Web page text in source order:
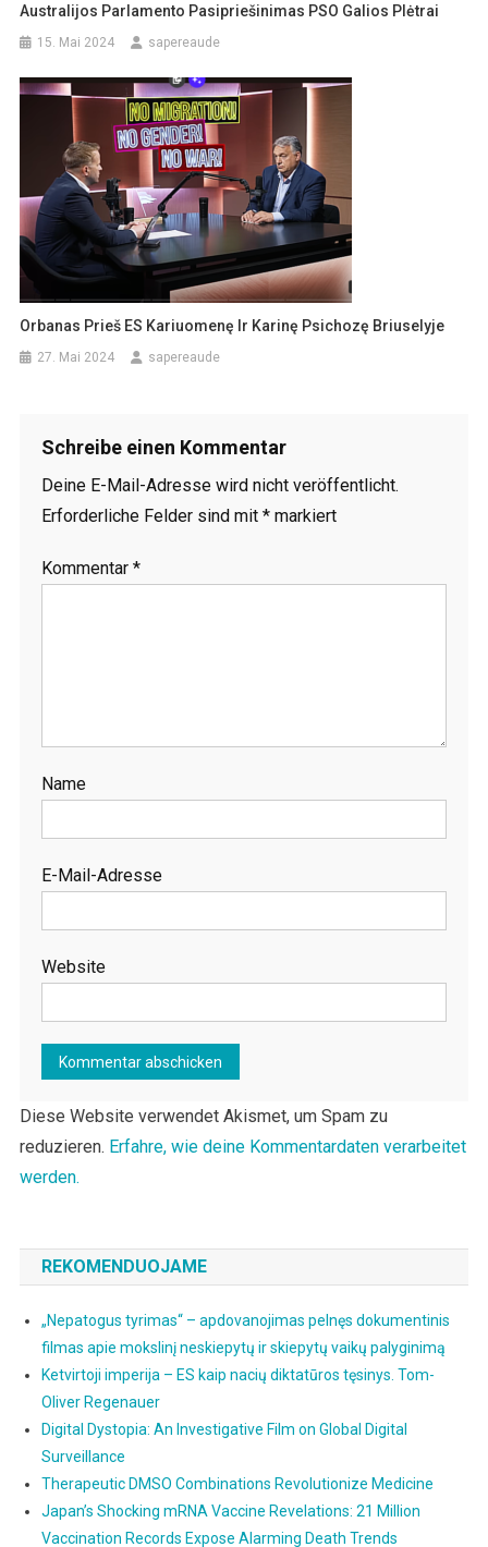
Australijos Parlamento Pasipriešinimas PSO Galios Plėtrai
15. Mai 2024 sapereaude
Orbanas Prieš ES Kariuomenę Ir Karinę Psichozę Briuselyje
27. Mai 2024 sapereaude
Schreibe einen Kommentar
Deine E-Mail-Adresse wird nicht veröffentlicht.
Erforderliche Felder sind mit *markiert
Kommentar *
Name
E-Mail-Adresse
Website
Diese Website verwendet Akismet, um Spam zu
reduzieren. Erfahre, wie deine Kommentardaten verarbeitet
werden.
REKOMENDUOJAME
„Nepatogus tyrimas“ – apdovanojimas pelnęs dokumentinis
filmas apie mokslinį neskiepytų ir skiepytų vaikų palyginimą
Ketvirtoji imperija – ES kaip nacių diktatūros tęsinys. Tom-
Oliver Regenauer
Digital Dystopia: An Investigative Film on Global Digital
Surveillance
Therapeutic DMSO Combinations Revolutionize Medicine
Japan’s Shocking mRNA Vaccine Revelations: 21 Million
Vaccination Records Expose Alarming Death Trends